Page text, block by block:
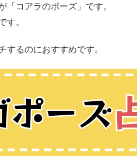
コアラのポーズ」です。
す。
るのにおすすめです。